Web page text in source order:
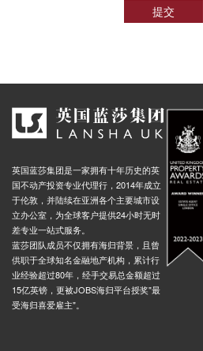
提交
英国蓝莎集团是一家拥有十年历史的英
国不动产投资专业代理行，2014年成立
于伦敦，并陆续在亚洲各个主要城市设
立办公室，为全球客户提供24小时无时
差专业一站式服务。
蓝莎团队成员不仅拥有海归背景，且曾
供职于全球知名金融地产机构，累计行
业经验超过80年，经手交易总金额超过
15亿英镑，更被JOBS海归平台授奖"最
受海归喜爱雇主"。